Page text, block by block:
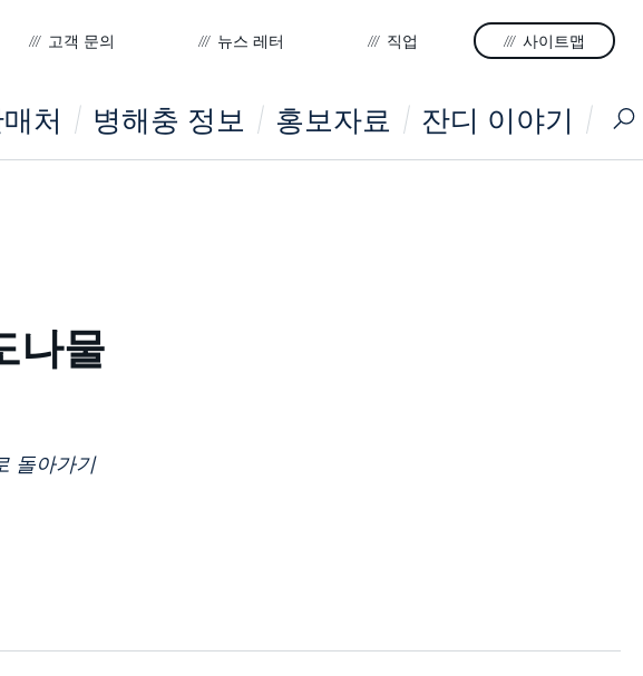
고객 문의 뉴스 레터 직업 사이트맵
처 병해충 정보 홍보자료 잔디 이야기
나물
돌아가기